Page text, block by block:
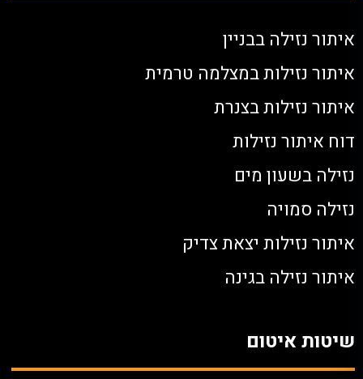
איתור נזילה בבניין
איתור נזילות במצלמה טרמית
איתור נזילות בצנרת
דוח איתור נזילות
נזילה בשעון מים
נזילה סמויה
איתור נזילות יצאת צדיק
איתור נזילה בגינה
שיטות איטום